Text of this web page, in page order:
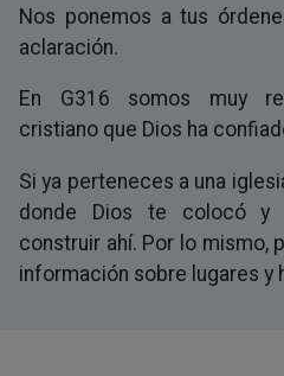
Nos ponemos a tus
aclaración.
En G316 somos muy
cristiano que Dios ha
Si ya perteneces a una
donde Dios te colocó y
construir ahí. Por lo mismo,
información sobre lugares y